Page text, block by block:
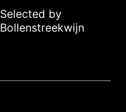
Selected by
Bollenstreekwijn